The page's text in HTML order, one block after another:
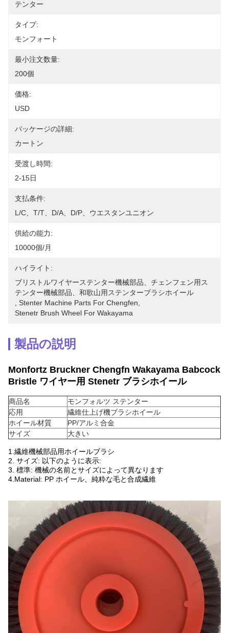
テンター
タイプ:
モンフォート
最小注文数量:
200個
価格:
USD
パッケージの詳細:
カートン
受渡し時間:
2-15日
支払条件:
L/C、T/T、D/A、D/P、ウエスタンユニオン
供給の能力:
10000個/月
ハイライト:
ブリストルワイヤーステンター機械部品、チェンフェン用ス
テンター機械部品、和歌山用ステンターブラシホイール
Stenter Machine Parts For Chengfen
Stenetr Brush Wheel For Wakayama
製品の説明
Monfortz Bruckner Chengfn Wakayama Babcock
Bristle ワイヤー用 Stenetr ブラシホイール
商品名
モンフォルツ ステンター
応用
繊維仕上げ機ブラシホイール
ホイール材質
PP/アルミ合金
サイズ
大きい
1.繊維機械部品用ホイールブラシ
2. サイズ: 以下のように表示:
3. 標準: 機械の名前とサイズによって異なります
4.Material: PP ホイール、純粋な毛と合成繊維